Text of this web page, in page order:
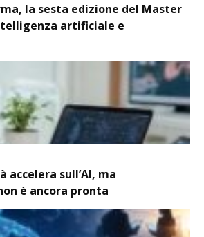
la sesta edizione del Master
artificiale e
accelera sull’AI, ma
è ancora pronta